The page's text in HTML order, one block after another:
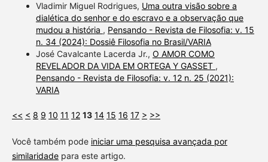
Vladimir Miguel Rodrigues, Uma outra visão sobre a
dialética do senhor e do escravo e a observação que
mudou a história , Pensando - Revista de Filosofia: v. 15
n. 34 (2024): Dossiê Filosofia no Brasil/VARIA
José Cavalcante Lacerda Jr., O AMOR COMO
REVELADOR DA VIDA EM ORTEGA Y GASSET ,
Pensando - Revista de Filosofia: v. 12 n. 25 (2021):
VARIA
<< < 8 9 10 11 12 13 14 15 16 17 > >>
Você também pode iniciar uma pesquisa avançada por
similaridadepara este artigo.